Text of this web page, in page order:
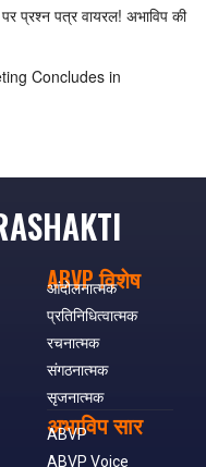
पर प्रश्न पत्र वायरल! अभाविप की
Concludes in
ABVP विशेष
आंदोलनात्मक
प्रतिनिधित्वात्मक
रचनात्मक
संगठनात्मक
सृजनात्मक
अभाविप सार
ABVP
ABVP Voice